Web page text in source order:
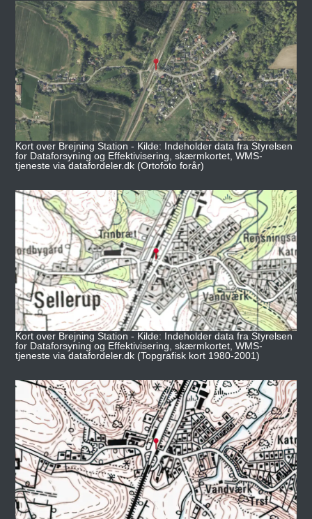
Kort over Brejning Station - Kilde: Indeholder data fra Styrelsen
for Dataforsyning og Effektivisering, skærmkortet, WMS-
tjeneste via datafordeler.dk (Ortofoto forår)
Kort over Brejning Station - Kilde: Indeholder data fra Styrelsen
for Dataforsyning og Effektivisering, skærmkortet, WMS-
tjeneste via datafordeler.dk (Topgrafisk kort 1980-2001)